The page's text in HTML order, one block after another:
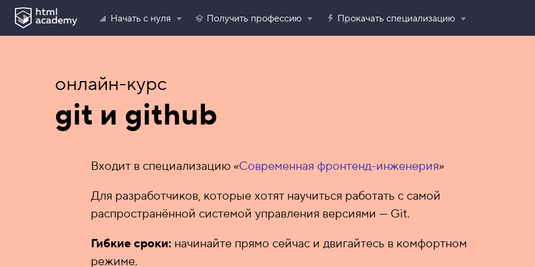
Начать с нуля Получить профессию Прокачать специализацию
онлайн-курс
git и github
Входит в специализацию «Современная фронтенд-инженерия»
Для разработчиков, которые хотят научиться работать с самой
распространённой системой управления версиями — Git.
Гибкие сроки: начинайте прямо сейчас и двигайтесь в комфортном
режиме.